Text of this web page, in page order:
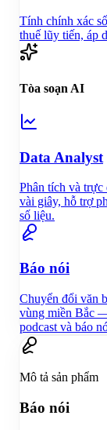
Tính chính xác
thuế lũy tiến, áp
Tòa soạn AI
Data Analyst
Phân tích và
vài giây, hỗ trợ
số liệu.
Báo nói
Chuyển đổi văn
vùng miền Bắc
podcast và báo
Mô tả sản phẩm
Báo nói